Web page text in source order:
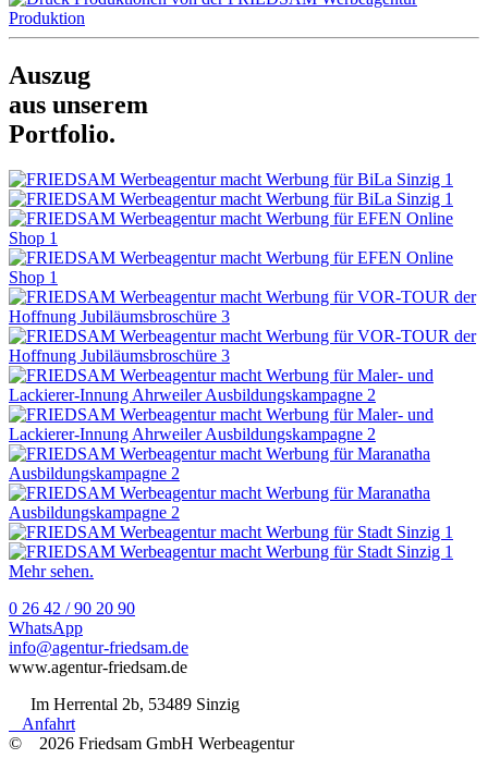
Produktion
Auszug
aus unserem
Portfolio.
Mehr sehen.
0 26 42 / 90 20 90
WhatsApp
info@agentur-friedsam.de
www.agentur-friedsam.de
Im Herrental 2b, 53489 Sinzig
Anfahrt
© 2026 Friedsam GmbH Werbeagentur